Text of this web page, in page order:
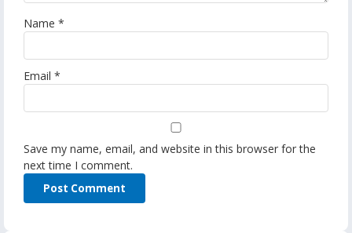
Name *
Email *
Save my name, email, and website in this browser for the
next time I comment.